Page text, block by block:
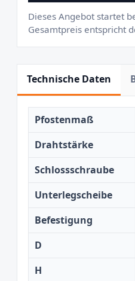
Dieses Angebot startet
Gesamtpreis entspricht
Technische Daten
Pfostenmaß
Drahtstärke
Schlossschraube
Unterlegscheibe
Befestigung
D
H